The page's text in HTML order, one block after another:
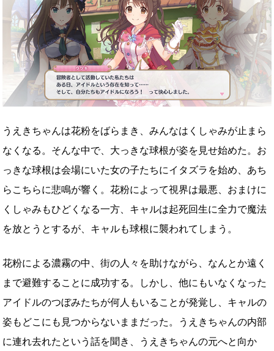
うえきちゃんは花粉をばらまき、みんなはくしゃみが止まら
なくなる。そんな中で、大っきな球根が姿を見せ始めた。お
っきな球根は会場にいた女の子たちにイタズラを始め、あち
らこちらに悲鳴が響く。花粉によって視界は最悪、おまけに
くしゃみもひどくなる一方、キャルは起死回生に全力で魔法
を放とうとするが、キャルも球根に襲われてしまう。
花粉による濃霧の中、街の人々を助けながら、なんとか遠く
まで避難することに成功する。しかし、他にもいなくなった
アイドルのつぼみたちが何人もいることが発覚し、キャルの
姿もどこにも見つからないままだった。うえきちゃんの内部
に連れ去れたという話を聞き、うえきちゃんの元へと向か